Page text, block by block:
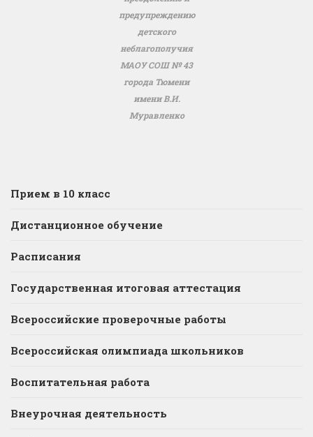
предупреждению
детского
неблагополучия
МАОУ СОШ № 43
города Тюмени
имени В.И.
Муравленко
Прием в 10 класс
Дистанционное обучение
Расписания
Государственная итоговая аттестация
Всероссийские проверочные работы
Всероссийская олимпиада школьников
Воспитательная работа
Внеурочная деятельность